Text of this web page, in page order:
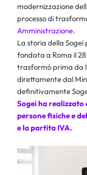
modernizzazione
processo di
Amministrazione.
La storia della Sogei
fondata a Roma il
trasformò prima da
direttamente dal
definitivamente
Sogei ha realizzato
persone fisiche e
e la partita IVA.